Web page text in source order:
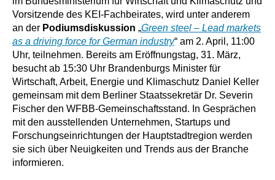
Vorsitzende des KEI-Fachbeirates, wird unter anderem
an der Podiumsdiskussion „Green steel – Lead markets
as a driving force for German industry“ am 2. April, 11:00
Uhr, teilnehmen. Bereits am Eröffnungstag, 31. März,
besucht ab 15:30 Uhr Brandenburgs Minister für
Wirtschaft, Arbeit, Energie und Klimaschutz Daniel Keller
gemeinsam mit dem Berliner Staatssekretär Dr. Severin
Fischer den WFBB-Gemeinschaftsstand. In Gesprächen
mit den ausstellenden Unternehmen, Startups und
Forschungseinrichtungen der Hauptstadtregion werden
sie sich über Neuigkeiten und Trends aus der Branche
informieren.